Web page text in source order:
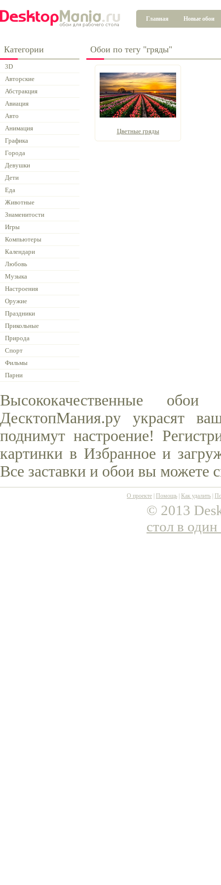
Главная Новые обои
Категории
3D
Авторские
Абстракция
Авиация
Авто
Анимация
Графика
Города
Девушки
Дети
Еда
Животные
Знаменитости
Игры
Компьютеры
Календари
Любовь
Музыка
Настроения
Оружие
Праздники
Прикольные
Природа
Спорт
Фильмы
Парни
Обои по тегу "гряды"
Цветные гряды
Высококачественные
ДесктопМания.ру украсят
поднимут настроение!
картинки в Избранное и
Все заставки и обои вы можете
О проекте Помощь Как удалить
© 2013
стол в